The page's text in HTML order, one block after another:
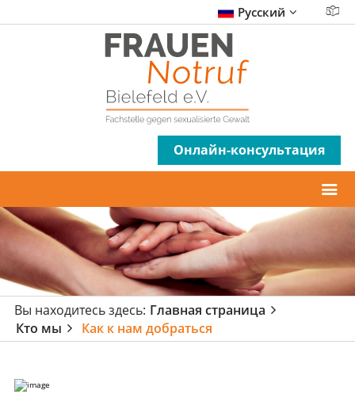
Русский
Онлайн-консультация
Вы находитесь здесь: Главная страница
Кто мы
Как к нам добраться